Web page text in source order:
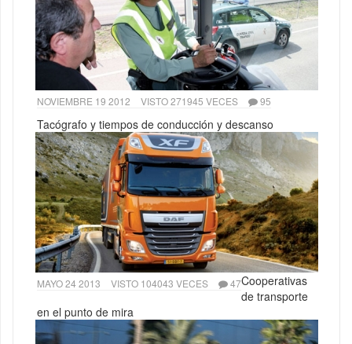
NOVIEMBRE 19 2012 VISTO 271945 VECES 95
Tacógrafo y tiempos de conducción y descanso
MAYO 24 2013 VISTO 104043 VECES 47Cooperativas
de transporte
en el punto de mira